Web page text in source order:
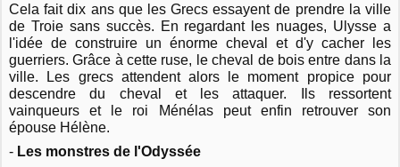
Cela fait dix ans que les Grecs essayent de prendre la ville
de Troie sans succès. En regardant les nuages, Ulysse a
l'idée de construire un énorme cheval et d'y cacher les
guerriers. Grâce à cette ruse, le cheval de bois entre dans la
ville. Les grecs attendent alors le moment propice pour
descendre du cheval et les attaquer. Ils ressortent
vainqueurs et le roi Ménélas peut enfin retrouver son
épouse Hélène.
- Les monstres de l'Odyssée